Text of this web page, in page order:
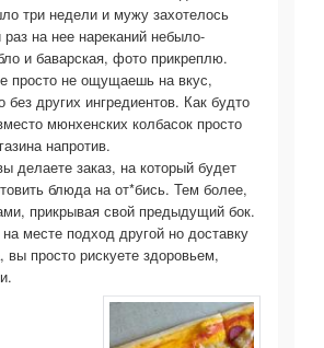
три недели и мужу захотелось
на нее нареканий небыло-
и баварская, фото прикреплю.
просто не ощущаешь на вкус,
без других ингредиентов. Как будто
мюнхенских колбасок просто
напротив.
делаете заказ, на который будет
блюда на от*бись. Тем более,
прикрывая свой предыдущий бок.
месте подход другой но доставку
вы просто рискуете здоровьем,